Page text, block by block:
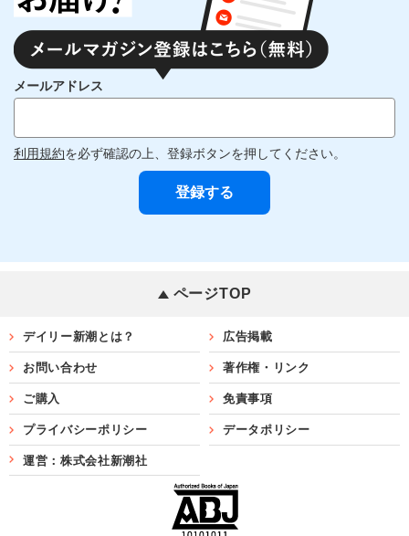
メールアドレス
利用規約を必ず確認の上、登録ボタンを押してください。
ページTOP
デイリー新潮とは？ 広告掲載
お問い合わせ 著作権・リンク
ご購入 免責事項
プライバシーポリシー データポリシー
運営：株式会社新潮社